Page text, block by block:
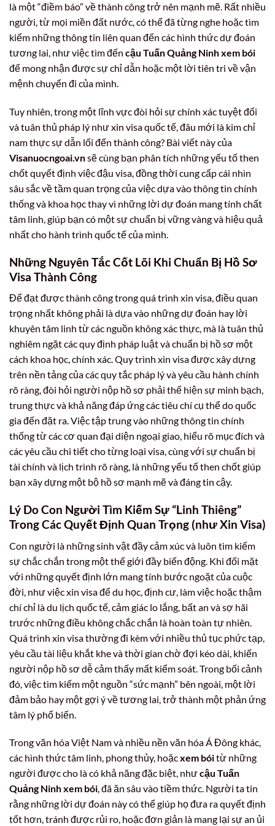
là một “điềm báo” về thành công trở nên mạnh mẽ. Rất nhiều
người, từ mọi miền đất nước, có thể đã từng nghe hoặc tìm
kiếm những thông tin liên quan đến các hình thức dự đoán
tương lai, như việc tìm đến cậu Tuấn Quảng Ninh xem bói
để mong nhận được sự chỉ dẫn hoặc một lời tiên tri về vận
mệnh chuyến đi của mình.
Tuy nhiên, trong một lĩnh vực đòi hỏi sự chính xác tuyệt đối
và tuân thủ pháp lý như xin visa quốc tế, đâu mới là kim chỉ
nam thực sự dẫn lối đến thành công? Bài viết này của
Visanuocngoai.vnsẽ cùng bạn phân tích những yếu tố then
chốt quyết định việc đậu visa, đồng thời cung cấp cái nhìn
sâu sắc về tầm quan trọng của việc dựa vào thông tin chính
thống và khoa học thay vì những lời dự đoán mang tính chất
tâm linh, giúp bạn có một sự chuẩn bị vững vàng và hiệu quả
nhất cho hành trình quốc tế của mình.
Những Nguyên Tắc Cốt Lõi Khi Chuẩn Bị Hồ Sơ
Visa Thành Công
Để đạt được thành công trong quá trình xin visa, điều quan
trọng nhất không phải là dựa vào những dự đoán hay lời
khuyên tâm linh từ các nguồn không xác thực, mà là tuân thủ
nghiêm ngặt các quy định pháp luật và chuẩn bị hồ sơ một
cách khoa học, chính xác. Quy trình xin visa được xây dựng
trên nền tảng của các quy tắc pháp lý và yêu cầu hành chính
rõ ràng, đòi hỏi người nộp hồ sơ phải thể hiện sự minh bạch,
trung thực và khả năng đáp ứng các tiêu chí cụ thể do quốc
gia đến đặt ra. Việc tập trung vào những thông tin chính
thống từ các cơ quan đại diện ngoại giao, hiểu rõ mục đích và
các yêu cầu chi tiết cho từng loại visa, cùng với sự chuẩn bị
tài chính và lịch trình rõ ràng, là những yếu tố then chốt giúp
bạn xây dựng một bộ hồ sơ mạnh mẽ và đáng tin cậy.
Lý Do Con Người Tìm Kiếm Sự “Linh Thiêng”
Trong Các Quyết Định Quan Trọng (như Xin Visa)
Con người là những sinh vật đầy cảm xúc và luôn tìm kiếm
sự chắc chắn trong một thế giới đầy biến động. Khi đối mặt
với những quyết định lớn mang tính bước ngoặt của cuộc
đời, như việc xin visa để du học, định cư, làm việc hoặc thậm
chí chỉ là du lịch quốc tế, cảm giác lo lắng, bất an và sợ hãi
trước những điều không chắc chắn là hoàn toàn tự nhiên.
Quá trình xin visa thường đi kèm với nhiều thủ tục phức tạp,
yêu cầu tài liệu khắt khe và thời gian chờ đợi kéo dài, khiến
người nộp hồ sơ dễ cảm thấy mất kiểm soát. Trong bối cảnh
đó, việc tìm kiếm một nguồn “sức mạnh” bên ngoài, một lời
đảm bảo hay một gợi ý về tương lai, trở thành một phản ứng
tâm lý phổ biến.
Trong văn hóa Việt Nam và nhiều nền văn hóa Á Đông khác,
các hình thức tâm linh, phong thủy, hoặcxem bóitừ những
người được cho là có khả năng đặc biệt, nhưcậu Tuấn
Quảng Ninh xem bói, đã ăn sâu vào tiềm thức. Người ta tin
rằng những lời dự đoán này có thể giúp họ đưa ra quyết định
tốt hơn, tránh được rủi ro, hoặc đơn giản là mang lại sự an ủi